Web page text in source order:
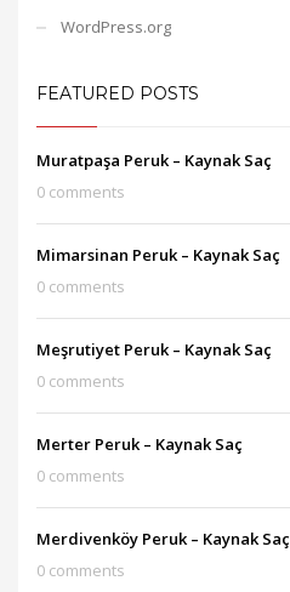
WordPress.org
FEATURED POSTS
Muratpaşa Peruk – Kaynak Saç
0 comments
Mimarsinan Peruk – Kaynak Saç
0 comments
Meşrutiyet Peruk – Kaynak Saç
0 comments
Merter Peruk – Kaynak Saç
0 comments
Merdivenköy Peruk – Kaynak Saç
0 comments